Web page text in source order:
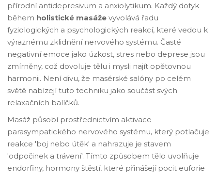
přírodní antidepresivum a anxiolytikum. Každý dotyk
během holistické masáže vyvolává řadu
fyziologických a psychologických reakcí, které vedou k
výraznému zklidnění nervového systému. Časté
negativní emoce jako úzkost, stres nebo deprese jsou
zmírněny, což dovoluje tělu i mysli najít opětovnou
harmonii. Není divu, že masérské salóny po celém
světě nabízejí tuto techniku jako součást svých
relaxačních balíčků.
Masáž působí prostřednictvím aktivace
parasympatického nervového systému, který potlačuje
reakce 'boj nebo útěk' a nahrazuje je stavem
'odpočinek a trávení'. Tímto způsobem tělo uvolňuje
endorfiny, hormony štěstí, které přinášejí pocit euforie